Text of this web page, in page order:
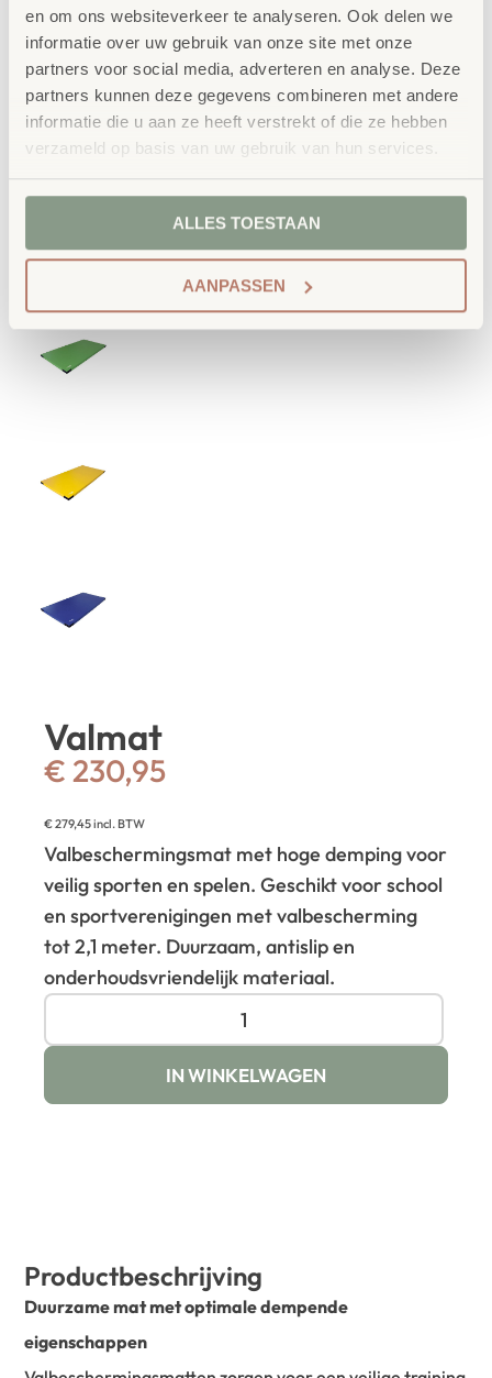
en om ons websiteverkeer te analyseren. Ook delen we
informatie over uw gebruik van onze site met onze
partners voor social media, adverteren en analyse. Deze
partners kunnen deze gegevens combineren met andere
informatie die u aan ze heeft verstrekt of die ze hebben
verzameld op basis van uw gebruik van hun services.
ALLES TOESTAAN
AANPASSEN
Valmat
€ 230,95
€279,45incl. BTW
Valbeschermingsmat met hoge demping voor
veilig sporten en spelen. Geschikt voor school
en sportverenigingen met valbescherming
tot 2,1 meter. Duurzaam, antislip en
onderhoudsvriendelijk materiaal.
IN WINKELWAGEN
Productbeschrijving
Duurzame mat met optimale dempende
eigenschappen